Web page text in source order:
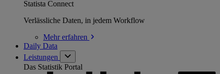
Statista Connect
Verlässliche Daten, in jedem Workflow
Mehrerfahren
Daily Data
Leistungen
Das Statistik Portal